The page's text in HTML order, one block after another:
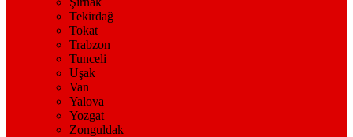
Tekirdağ
Tokat
Trabzon
Tunceli
Uşak
Van
Yalova
Yozgat
Zonguldak